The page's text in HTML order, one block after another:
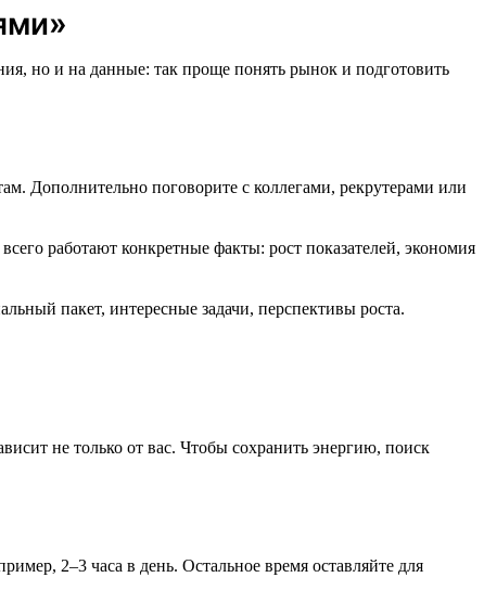
но и на данные: так проще понять рынок и подготовить
Дополнительно поговорите с коллегами, рекрутерами или
работают конкретные факты: рост показателей, экономия
пакет, интересные задачи, перспективы роста.
не только от вас. Чтобы сохранить энергию, поиск
2–3 часа в день. Остальное время оставляйте для